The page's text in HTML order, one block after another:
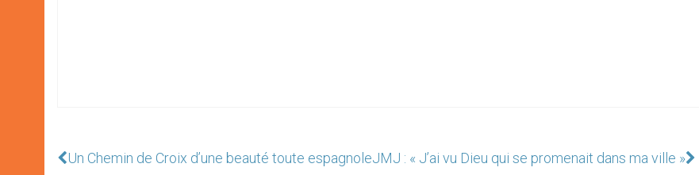
Un Chemin de Croix d’une beauté toute espagnoleJMJ : « J’ai vu Dieu qui se promenait dans ma ville »